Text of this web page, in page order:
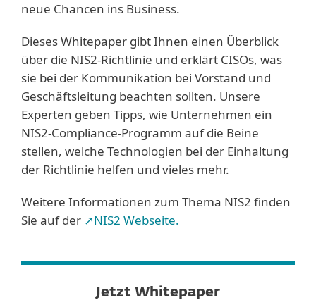
neue Chancen ins Business.
Dieses Whitepaper gibt Ihnen einen Überblick
über die NIS2-Richtlinie und erklärt CISOs, was
sie bei der Kommunikation bei Vorstand und
Geschäftsleitung beachten sollten. Unsere
Experten geben Tipps, wie Unternehmen ein
NIS2-Compliance-Programm auf die Beine
stellen, welche Technologien bei der Einhaltung
der Richtlinie helfen und vieles mehr.
Weitere Informationen zum Thema NIS2 finden
Sie auf der ↗NIS2 Webseite.
Jetzt Whitepaper